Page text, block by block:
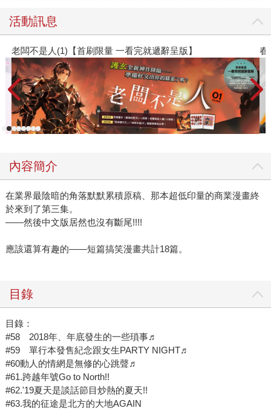
活動訊息
春光ｘ奇幻基地｜全書系展
內容簡介
在業界最陰暗的角落默默累積原稿、那本超低印量的商業漫畫終
於來到了第三集。
——然後中文版居然也沒有斷尾!!!!
應該還算有趣的——短篇搞笑漫畫共計18篇。
目錄
目錄：
#58 2018年、年底發生的一些瑣事♬
#59 單行本發售紀念跟女生PARTY NIGHT♬
#60動人的情網是無修的心跳聲♬
#61.跨越年號Go to North!!
#62.'19夏天是談話節目炒熱的夏天!!
#63.我的征途是北方的大地AGAIN